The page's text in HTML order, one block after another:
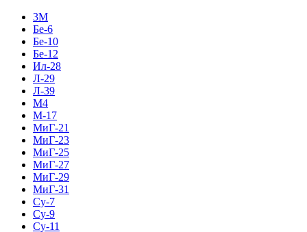
3М
Бе-6
Бе-10
Бе-12
Ил-28
Л-29
Л-39
М4
М-17
МиГ-21
МиГ-23
МиГ-25
МиГ-27
МиГ-29
МиГ-31
Су-7
Су-9
Су-11